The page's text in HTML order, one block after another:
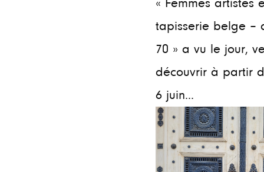
« Femmes artistes
tapisserie belge –
70 » a vu le jour,
découvrir à partir
6 juin...